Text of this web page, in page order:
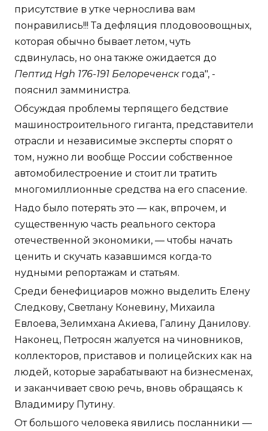
присутствие в утке чернослива вам
понравились!!! Та дефляция плодовоовощных,
которая обычно бывает летом, чуть
сдвинулась, но она также ожидается до
Пептид Hgh 176-191 Белореченскгода", -
пояснил замминистра.
Обсуждая проблемы терпящего бедствие
машиностроительного гиганта, представители
отрасли и независимые эксперты спорят о
том, нужно ли вообще России собственное
автомобилестроение и стоит ли тратить
многомиллионные средства на его спасение.
Надо было потерять это — как, впрочем, и
существенную часть реального сектора
отечественной экономики, — чтобы начать
ценить и скучать казавшимся когда-то
нудными репортажам и статьям.
Среди бенефициаров можно выделить Елену
Следкову, Светлану Коневину, Михаила
Евлоева, Зелимхана Акиева, Галину Данилову.
Наконец, Петросян жалуется на чиновников,
коллекторов, приставов и полицейских как на
людей, которые зарабатывают на бизнесменах,
и заканчивает свою речь, вновь обращаясь к
Владимиру Путину.
От большого человека явились посланники —